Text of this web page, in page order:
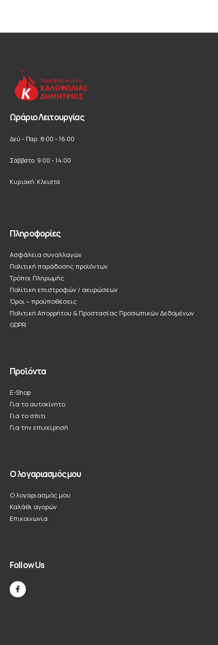
Ωράριο Λειτουργίας
Δεύ - Παρ: 8:00 - 16:00
Σάββατο: 9:00 - 14:00
Κυριακή: Κλειστά
Πληροφορίες
Ασφάλεια συναλλαγών
Πολιτική παράδοσης προϊόντων
Τρόποι Πληρωμής
Πολίτικη επιστροφών / ακυρώσεων
Όροι – προϋποθέσεις
Πολιτική Απορρήτου & Προστασίας Προσωπικών Δεδομένων
GDPR
Προϊόντα
E-Shop
Για το αυτοκίνητο
Για το σπιτι
Για την επιχείρησή
Ο λογαριασμός μου
Ο λογαριασμός μου
Καλάθι αγορών
Επικοινωνία
Follow Us